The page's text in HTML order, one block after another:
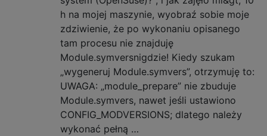
h na mojej maszynie, wyobraź sobie moje
zdziwienie, że po wykonaniu opisanego
tam procesu nie znajduję
Module.symversnigdzie! Kiedy szukam
„wygeneruj Module.symvers”, otrzymuję to:
UWAGA: „module_prepare” nie zbuduje
Module.symvers, nawet jeśli ustawiono
CONFIG_MODVERSIONS; dlatego należy
wykonać pełną …